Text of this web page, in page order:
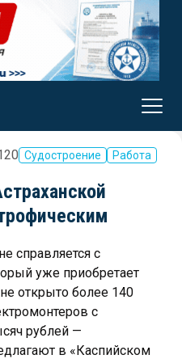
Судостроение Работа
справляется с
уже приобретает
открыто более 140
с
рублей —
в «Каспийском